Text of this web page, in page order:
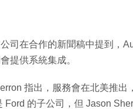
司在合作的新聞稿中提到，
提供系統集成。
指出，服務會在北美推出
的子公司，但 Jason